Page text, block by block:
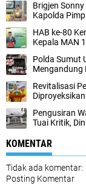
Brigjen
Kapolda
HAB ke-80
Kepala MAN
Polda Sumut
Mengandung
Revitalisasi
Pengusiran
Tuai Kritik,
KOMENTAR
Tidak ada komentar:
Posting Komentar